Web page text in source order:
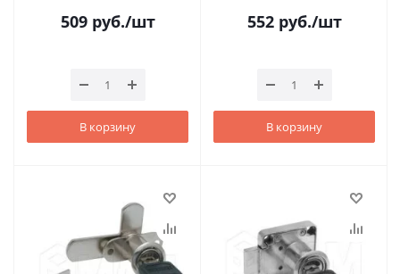
509руб./шт
В корзину
552руб./шт
В корзину